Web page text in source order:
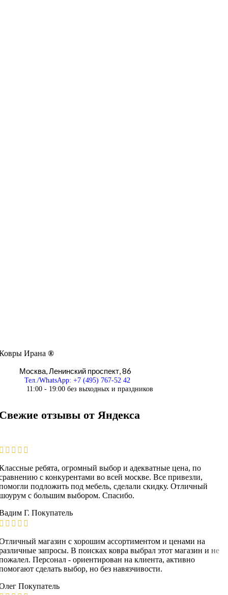
Ирана ®
Москва,Ленинский проспект, 86
Тел./WhatsApp: +7 (495) 767-52 42
11:00 - 19:00 без выходных и праздников
отзывы от Яндекса
ребята, огромный выбор и адекватные цена, по
с конкурентами во всей москве. Все привезли,
подложить под мебель, сделали скидку. Отличный
с большим выбором. Спасибо.
Г. Покупатель
магазин с хорошим ассортиментом и ценами на
запросы. В поисках ковра выбрал этот магазин и не
Персонал - ориентирован на клиента, активно
сделать выбор, но без навязчивости.
Покупатель